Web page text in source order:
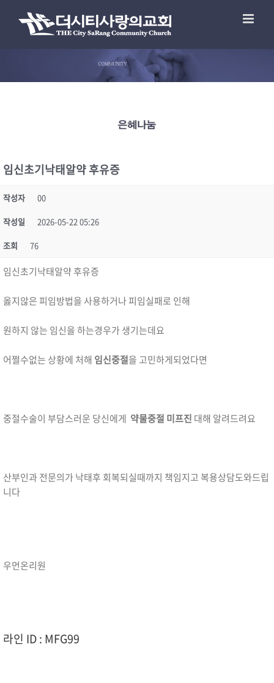
임신초기낙­태알약 후유증
작성자 00
작성일 2026-05-22 05:26
조회 76
임신초기낙­태알약 후유증
옳지않은 피임방법을 사용하거나 피임실패로 인해
원하지 않는 임신을 하는경우가 생기는데요
어쩔수없는 상황에 처해 임신중절을 고민하게되었다면
중절수술이 부담스러운 당신에게 약물중절 미프진 대해 알려드려요
산부인과 전문의가 낙태후 회복되실때까지 책임지고 복용상담도와드립
니다
우먼온리원
라인 ID : MFG99